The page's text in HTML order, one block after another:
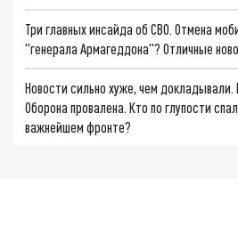
Три главных инсайда об СВО. Отмена
"генерала Армагеддона"? Отличные
Новости сильно хуже, чем докладывали.
Оборона провалена. Кто по глупости
важнейшем фронте?